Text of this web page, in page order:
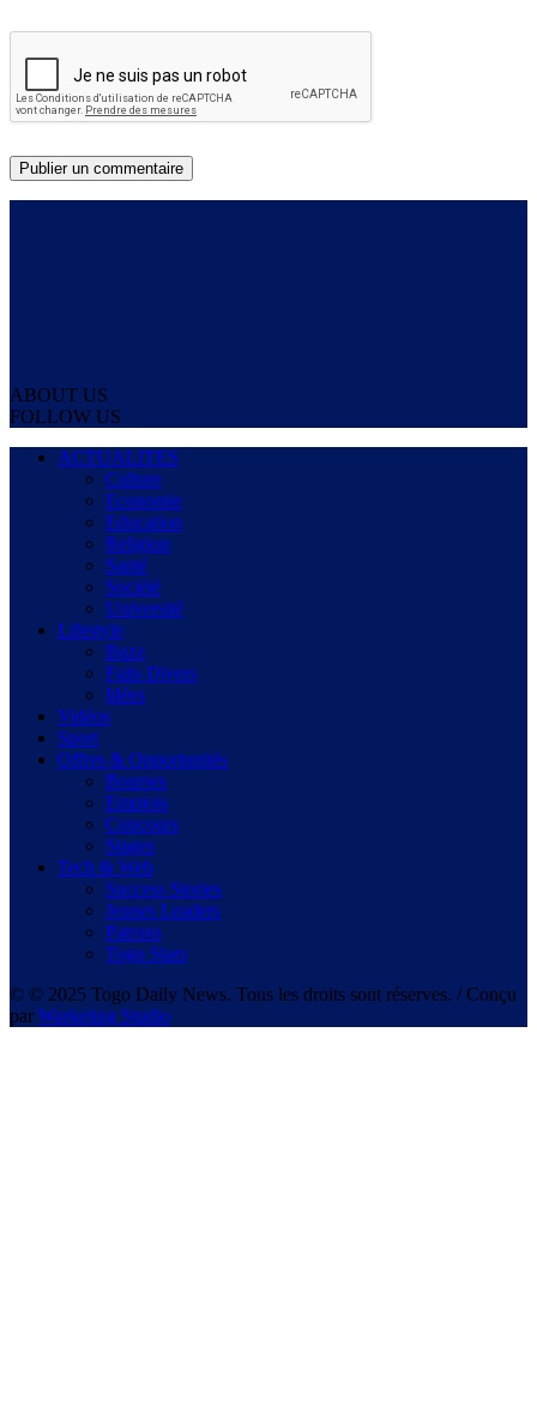
ABOUT US
FOLLOW US
ACTUALITES
Culture
Economie
Education
Religion
Santé
Société
Université
Lifestyle
Buzz
Faits Divers
Idées
Vidéos
Sport
Offres & Opportunités
Bourses
Emplois
Concours
Stages
Tech & Web
Success Stories
Jeunes Leaders
Patrons
Togo Stars
© © 2025 Togo Daily News. Tous les droits sont réserves. / Conçu
par Warketing Studio